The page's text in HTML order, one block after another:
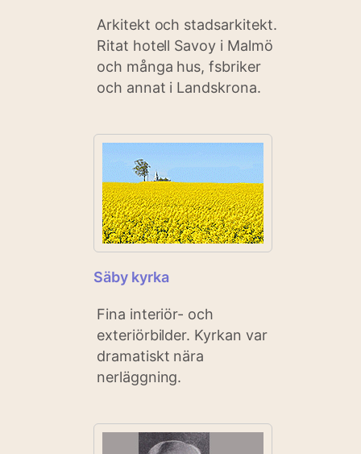
Arkitekt och stadsarkitekt.
Ritat hotell Savoy i Malmö
och många hus, fsbriker
och annat i Landskrona.
Säby kyrka
Fina interiör- och
exteriörbilder. Kyrkan var
dramatiskt nära
nerläggning.